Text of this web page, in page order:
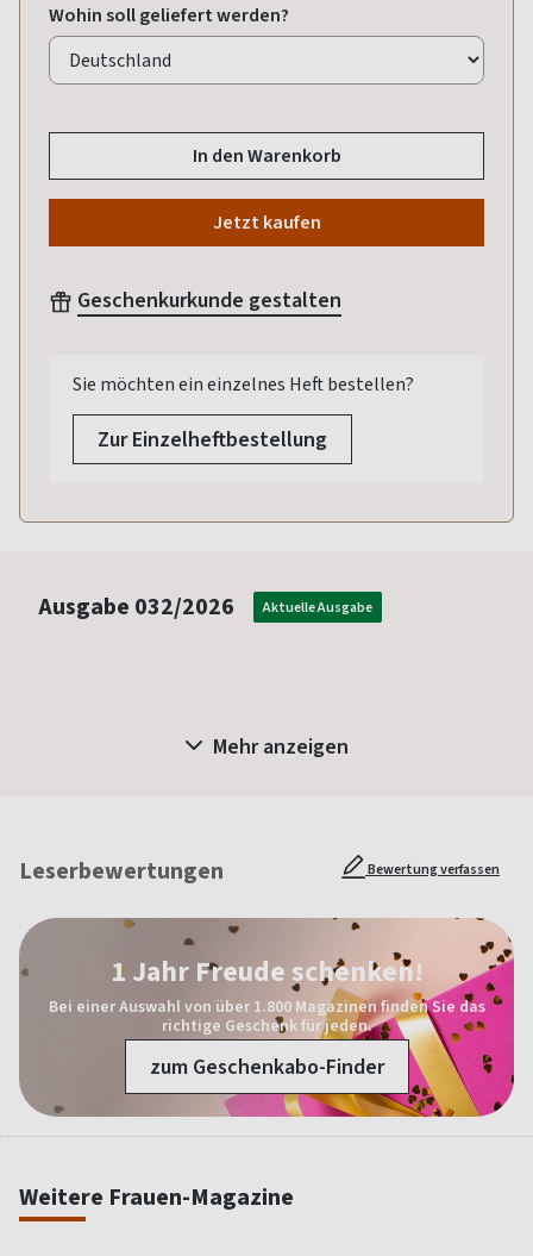
Wohin soll geliefert werden?
In den Warenkorb
Jetzt kaufen
Geschenkurkunde gestalten
Sie möchten ein einzelnes Heft bestellen?
Zur Einzelheftbestellung
Ausgabe 032/2026 Aktuelle Ausgabe
Mehr anzeigen
Leserbewertungen Bewertung verfassen
1 Jahr Freude schenken!
Bei einer Auswahl von über 1.800 Magazinen finden Sie das
richtige Geschenk für jeden.
zum Geschenkabo-Finder
Weitere Frauen-Magazine